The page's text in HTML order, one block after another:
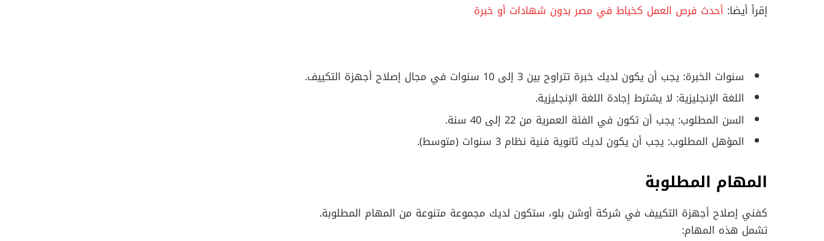
إقرأ أيضا: أحدث فرص العمل كخياط في مصر بدون شهادات أو خبرة
سنوات الخبرة: يجب أن يكون لديك خبرة تتراوح بين 3 إلى 10 سنوات في مجال إصلاح أجهزة التكييف.
اللغة الإنجليزية: لا يشترط إجادة اللغة الإنجليزية.
السن المطلوب: يجب أن تكون في الفئة العمرية من 22 إلى 40 سنة.
المؤهل المطلوب: يجب أن يكون لديك ثانوية فنية نظام 3 سنوات (متوسط).
المهام المطلوبة
كفني إصلاح أجهزة التكييف في شركة أوشن بلو، ستكون لديك مجموعة متنوعة من المهام المطلوبة.
تشمل هذه المهام: